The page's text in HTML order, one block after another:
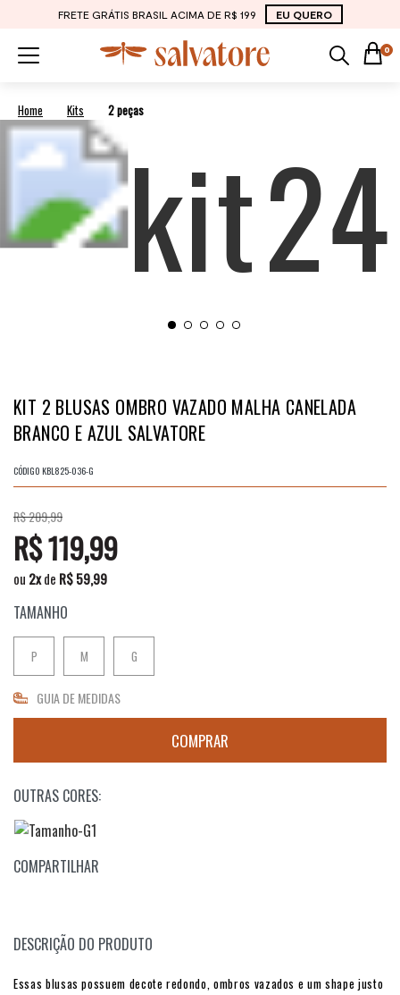
FRETE GRÁTIS BRASIL ACIMA DE R$ 199 EU QUERO
0
Kits 2 peças
KIT 2 BLUSAS OMBRO VAZADO MALHA CANELADA
BRANCO E AZUL SALVATORE
CÓDIGO KBL825-036-G
R$ 209,99
R$ 119,99
ou 2xde R$ 59,99
TAMANHO
P M G
GUIA DE MEDIDAS
OUTRAS CORES:
COMPARTILHAR
DESCRIÇÃO DO PRODUTO
Essas blusas possuem decote redondo, ombros vazados e um shape justo